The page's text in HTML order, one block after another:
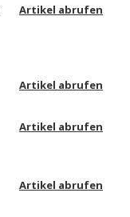
Artikel abrufen
Artikel abrufen
Artikel abrufen
Artikel abrufen